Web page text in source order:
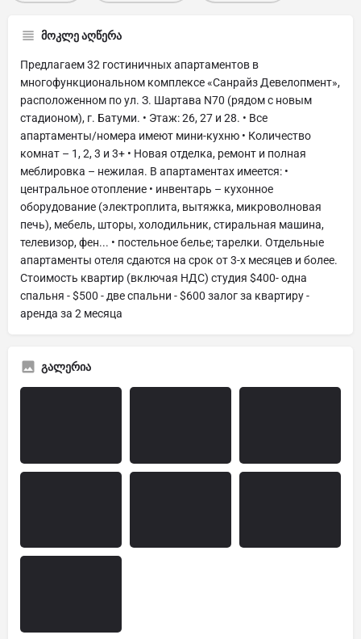
მოკლე აღწერა
Предлагаем 32 гостиничных апартаментов в
многофункциональном комплексе «Санрайз Девелопмент»,
расположенном по ул. З. Шартава N70 (рядом с новым
стадионом), г. Батуми. • Этаж: 26, 27 и 28. • Все
апартаменты/номера имеют мини-кухню • Количество
комнат – 1, 2, 3 и 3+ • Новая отделка, ремонт и полная
меблировка – нежилая. В апартаментах имеется: •
центральное отопление • инвентарь – кухонное
оборудование (электроплита, вытяжка, микроволновая
печь), мебель, шторы, холодильник, стиральная машина,
телевизор, фен... • постельное белье; тарелки. Отдельные
апартаменты отеля сдаются на срок от 3-х месяцев и более.
Стоимость квартир (включая НДС) студия $400- одна
спальня - $500 - две спальни - $600 залог за квартиру -
аренда за 2 месяца
გალერია